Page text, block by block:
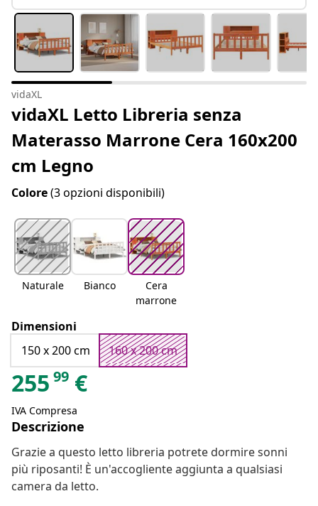
vidaXL
vidaXL Letto Libreria senza
Materasso Marrone Cera 160x200
cm Legno
Colore(3 opzioni disponibili)
Naturale Bianco
Cera
marrone
Dimensioni
150 x 200 cm
160 x 200 cm
255 99 €
IVA Compresa
Descrizione
Grazie a questo letto libreria potrete dormire sonni
più riposanti! È un'accogliente aggiunta a qualsiasi
camera da letto.